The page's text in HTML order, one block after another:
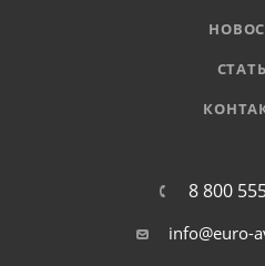
8 800
info@euro-